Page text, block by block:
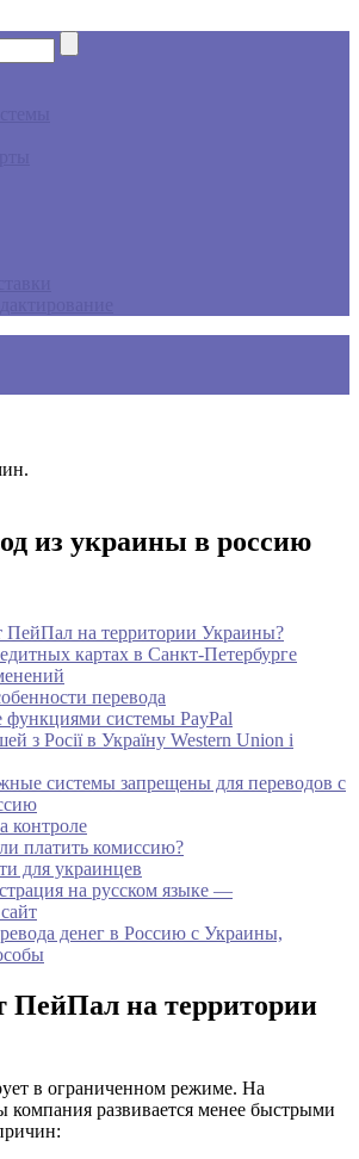
из украины в россию
ПейПал на территории Украины?
картах в Санкт-Петербурге
перевода
функциями системы PayPal
з Росії в Україну Western Union і
системы запрещены для переводов с
контроле
платить комиссию?
для украинцев
на русском языке —
денег в Россию с Украины,
ПейПал на территории
в ограниченном режиме. На
компания развивается менее быстрыми